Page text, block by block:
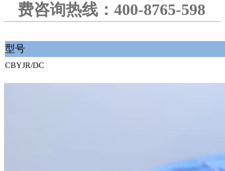
费咨询热线：400-8765-598
型号
CBYJR/DC